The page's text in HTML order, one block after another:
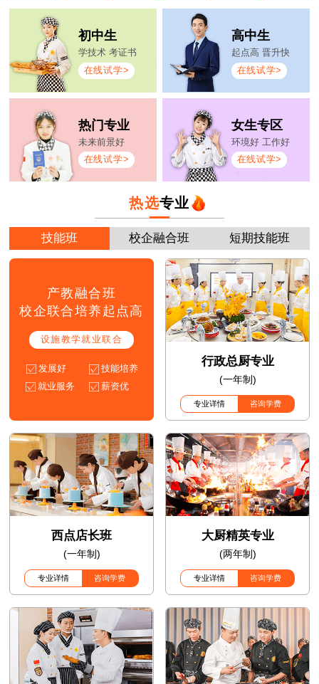
初中生
学技术 考证书
在线试学>
高中生
起点高 晋升快
在线试学>
热门专业
未来前景好
在线试学>
女生专区
环境好 工作好
在线试学>
热选专业
技能班 校企融合班 短期技能班
产教融合班
校企联合培养起点高
设施教学就业联合
发展好
技能培养
就业服务
薪资优
行政总厨专业
(一年制)
专业详情 咨询学费
西点店长班
(一年制)
专业详情 咨询学费
大厨精英专业
(两年制)
专业详情 咨询学费